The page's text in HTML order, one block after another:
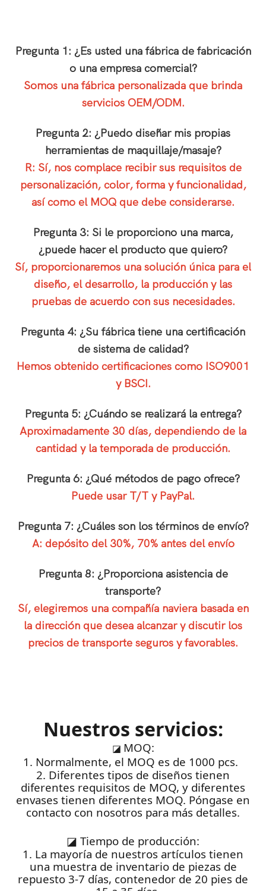
Pregunta 1: ¿Es usted una fábrica de fabricación
o una empresa comercial?
Somos una fábrica personalizada que brinda
servicios OEM/ODM.
Pregunta 2: ¿Puedo diseñar mis propias
herramientas de maquillaje/masaje?
R: Sí, nos complace recibir sus requisitos de
personalización, color, forma y funcionalidad,
así como el MOQ que debe considerarse.
Pregunta 3: Si le proporciono una marca,
¿puede hacer el producto que quiero?
Sí, proporcionaremos una solución única para el
diseño, el desarrollo, la producción y las
pruebas de acuerdo con sus necesidades.
Pregunta 4: ¿Su fábrica tiene una certificación
de sistema de calidad?
Hemos obtenido certificaciones como ISO9001
y BSCI.
Pregunta 5: ¿Cuándo se realizará la entrega?
Aproximadamente 30 días, dependiendo de la
cantidad y la temporada de producción.
Pregunta 6: ¿Qué métodos de pago ofrece?
Puede usar T/T y PayPal.
Pregunta 7: ¿Cuáles son los términos de envío?
A: depósito del 30%, 70% antes del envío
Pregunta 8: ¿Proporciona asistencia de
transporte?
Sí, elegiremos una compañía naviera basada en
la dirección que desea alcanzar y discutir los
precios de transporte seguros y favorables.
Nuestros servicios:
◪ MOQ:
1. Normalmente, el MOQ es de 1000 pcs.
2. Diferentes tipos de diseños tienen
diferentes requisitos de MOQ, y diferentes
envases tienen diferentes MOQ. Póngase en
contacto con nosotros para más detalles.
◪ Tiempo de producción:
1. La mayoría de nuestros artículos tienen
una muestra de inventario de piezas de
repuesto 3-7 días, contenedor de 20 pies de